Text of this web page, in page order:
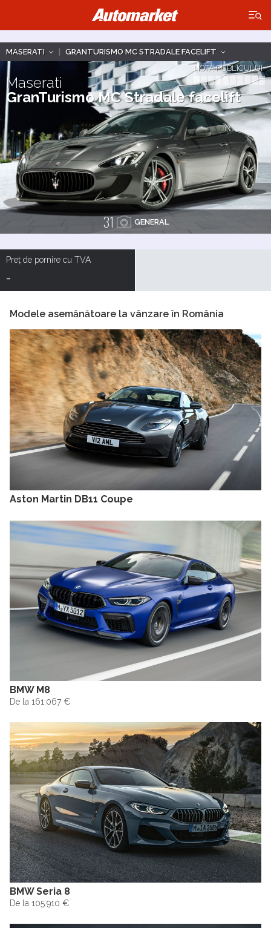
×
MASERATI | GRANTURISMO MC STRADALE FACELIFT
Maserati
GranTurismo MC Stradale facelift
NOTA PUBLICULUI
31 GENERAL
Preț de pornire cu TVA
-
Modele asemănătoare la vânzare în România
Aston Martin DB11 Coupe
BMW M8
De la 161.067 €
BMW Seria 8
De la 105.910 €